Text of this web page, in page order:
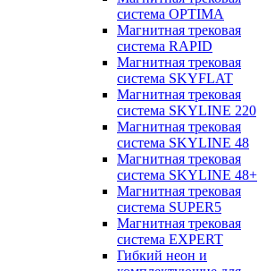
система OPTIMA
Магнитная трековая
система RAPID
Магнитная трековая
система SKYFLAT
Магнитная трековая
система SKYLINE 220
Магнитная трековая
система SKYLINE 48
Магнитная трековая
система SKYLINE 48+
Магнитная трековая
система SUPER5
Магнитная трековая
система EXPERT
Гибкий неон и